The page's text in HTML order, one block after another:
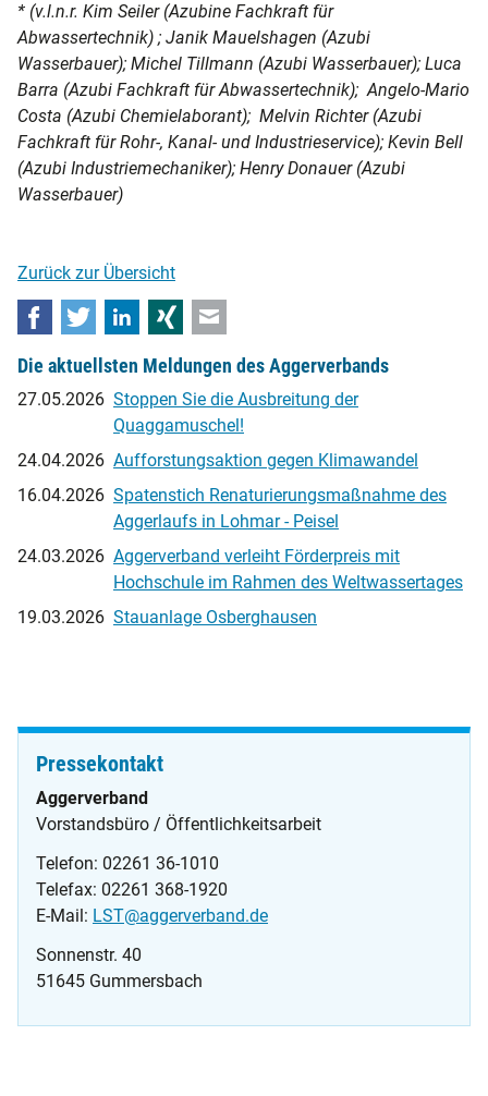
* (v.l.n.r. Kim Seiler (Azubine Fachkraft für
Abwassertechnik) ; Janik Mauelshagen (Azubi
Wasserbauer); Michel Tillmann (Azubi Wasserbauer); Luca
Barra (Azubi Fachkraft für Abwassertechnik); Angelo-Mario
Costa (Azubi Chemielaborant); Melvin Richter (Azubi
Fachkraft für Rohr-, Kanal- und Industrieservice); Kevin Bell
(Azubi Industriemechaniker); Henry Donauer (Azubi
Wasserbauer)
Zurück zur Übersicht
Facebook
Twitter LinkedInXing
Die aktuellsten Meldungen des Aggerverbands
27.05.2026 Stoppen Sie die Ausbreitung der
Quaggamuschel!
24.04.2026 Aufforstungsaktion gegen Klimawandel
16.04.2026 Spatenstich Renaturierungsmaßnahme des
Aggerlaufs in Lohmar - Peisel
24.03.2026 Aggerverband verleiht Förderpreis mit
Hochschule im Rahmen des Weltwassertages
19.03.2026 Stauanlage Osberghausen
Pressekontakt
Aggerverband
Vorstandsbüro / Öffentlichkeitsarbeit
Telefon: 02261 36-1010
Telefax: 02261 368-1920
E-Mail: LST@aggerverband.de
Sonnenstr. 40
51645 Gummersbach